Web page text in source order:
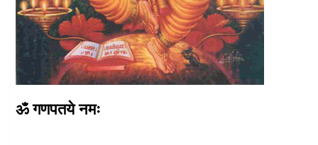
ॐ गणपतये नमः